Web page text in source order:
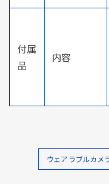
付属
品
内容
ウェアラブルカメ